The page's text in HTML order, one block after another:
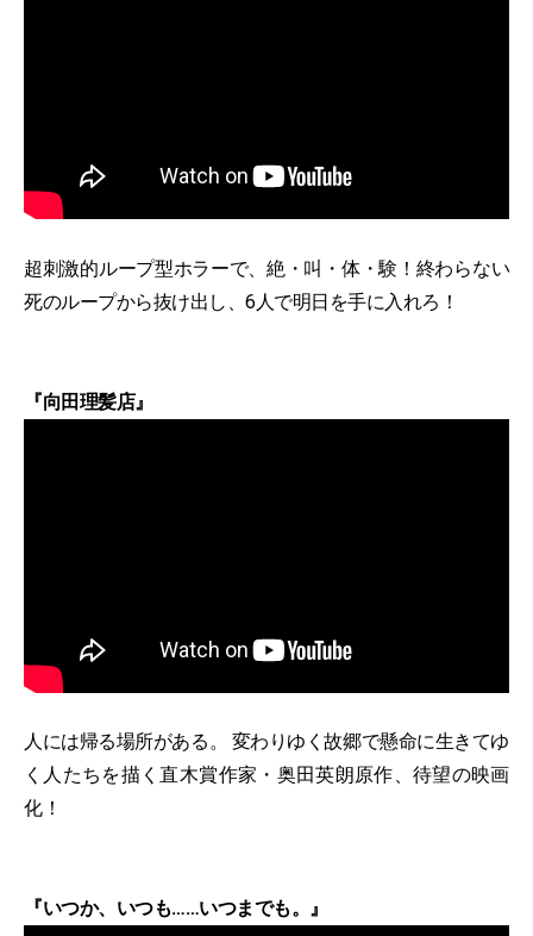
超刺激的ループ型ホラーで、絶・叫・体・験！終わらない
死のループから抜け出し、6人で明日を手に入れろ！
『向田理髪店』
人には帰る場所がある。 変わりゆく故郷で懸命に生きてゆ
く人たちを描く直木賞作家・奥田英朗原作、待望の映画
化！
『いつか、いつも……いつまでも。』